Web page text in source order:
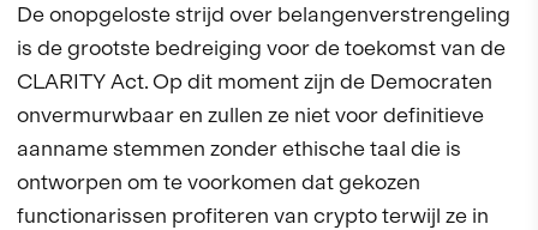
De onopgeloste strijd over belangenverstrengeling
is de grootste bedreiging voor de toekomst van de
CLARITY Act. Op dit moment zijn de Democraten
onvermurwbaar en zullen ze niet voor definitieve
aanname stemmen zonder ethische taal die is
ontworpen om te voorkomen dat gekozen
functionarissen profiteren van crypto terwijl ze in